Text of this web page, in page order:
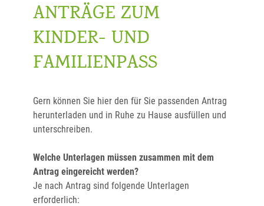
ANTRÄGE ZUM
KINDER- UND
FAMILIENPASS
Gern können Sie hier den für Sie passenden Antrag
herunterladen und in Ruhe zu Hause ausfüllen und
unterschreiben.
Welche Unterlagen müssen zusammen mit dem
Antrag eingereicht werden?
Je nach Antrag sind folgende Unterlagen
erforderlich: